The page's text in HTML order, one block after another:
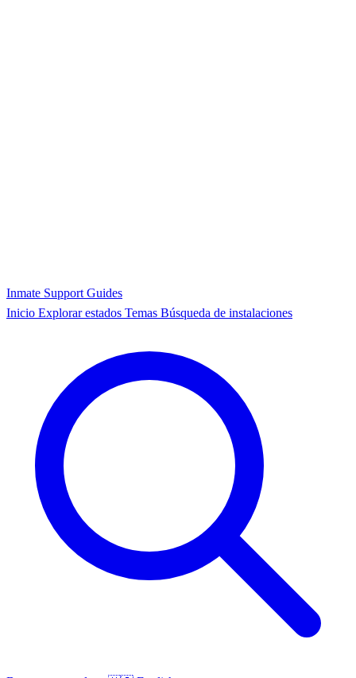
Inmate Support Guides
Inicio Explorar estados Temas Búsqueda de instalaciones